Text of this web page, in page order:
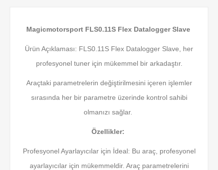
Magicmotorsport FLS0.11S Flex Datalogger Slave
Ürün Açıklaması: FLS0.11S Flex Datalogger Slave, her
profesyonel tuner için mükemmel bir arkadaştır.
Araçtaki parametrelerin değiştirilmesini içeren işlemler
sırasında her bir parametre üzerinde kontrol sahibi
olmanızı sağlar.
Özellikler:
Profesyonel Ayarlayıcılar için İdeal: Bu araç, profesyonel
ayarlayıcılar için mükemmeldir. Araç parametrelerini